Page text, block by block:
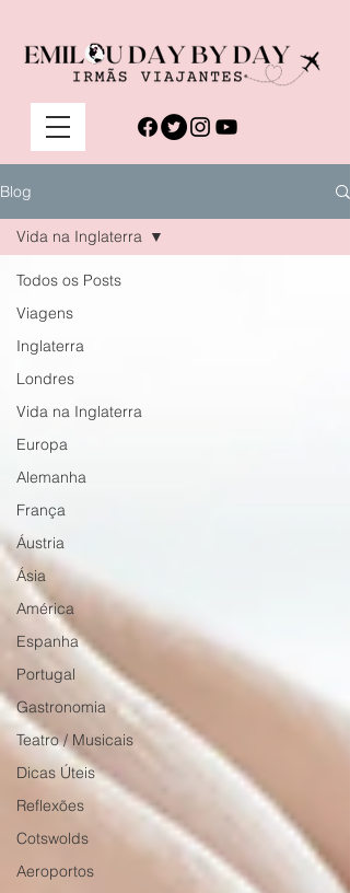
Blog
Todos os Posts
Viagens
Inglaterra
Londres
Vida na Inglaterra
Europa
Alemanha
França
Áustria
Ásia
América
Espanha
Portugal
Gastronomia
Teatro / Musicais
Dicas Úteis
Reflexões
Cotswolds
Aeroportos
Vida na Inglaterra